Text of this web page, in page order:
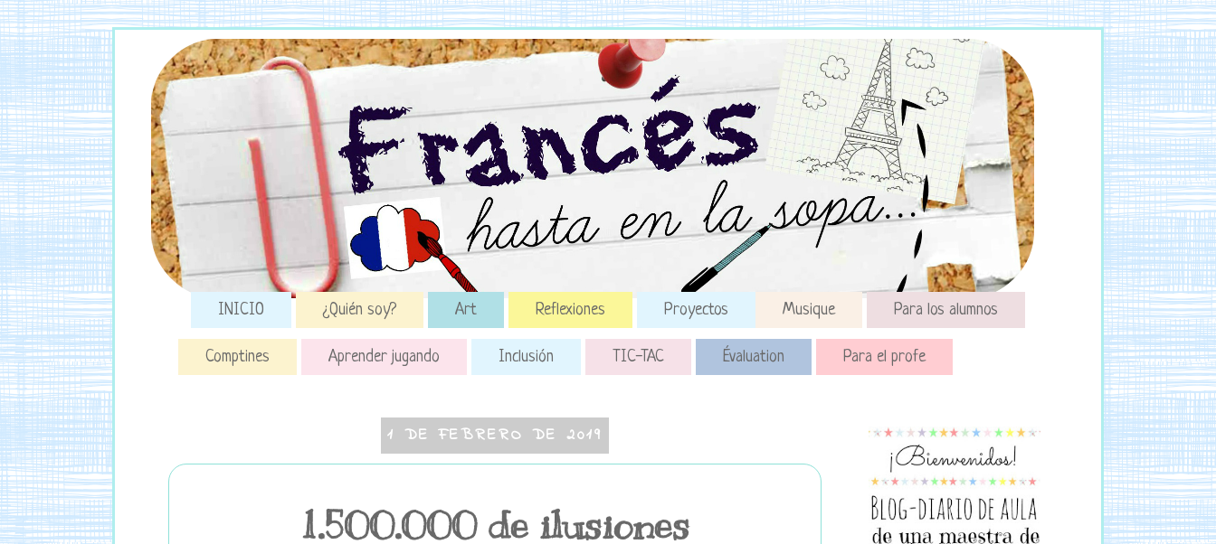
INICIO ¿Quién soy? Art Reflexiones Proyectos Musique Para los alumnos
Comptines Aprender jugando Inclusión TIC-TAC Évaluation Para el profe
1 DE FEBRERO DE 2019
1.500.000 de ilusiones